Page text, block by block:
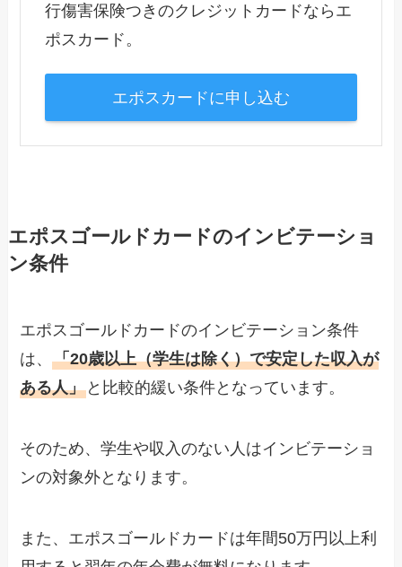
行傷害保険つきのクレジットカードならエ
ポスカード。
エポスカードに申し込む
エポスゴールドカードのインビテーショ
ン条件
エポスゴールドカードのインビテーション条件
は、「20歳以上（学生は除く）で安定した収入が
ある人」 と比較的緩い条件となっています。
そのため、学生や収入のない人はインビテーショ
ンの対象外となります。
また、エポスゴールドカードは年間50万円以上利